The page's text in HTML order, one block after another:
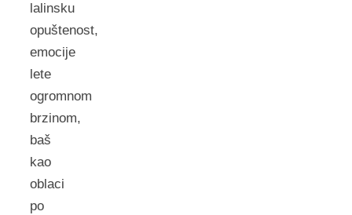
lalinsku
opuštenost,
emocije
lete
ogromnom
brzinom,
baš
kao
oblaci
po